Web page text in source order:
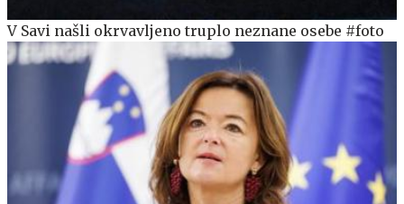
V Savi našli okrvavljeno truplo neznane osebe #foto